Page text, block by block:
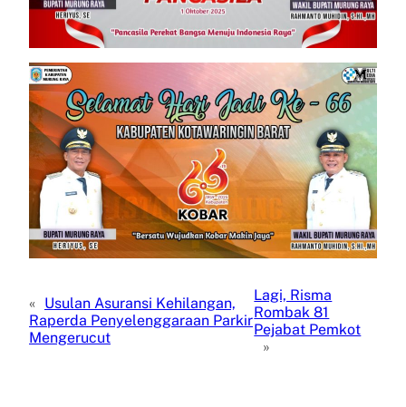
« Usulan Asuransi Kehilangan,
Raperda Penyelenggaraan Parkir
Mengerucut
Lagi, Risma
Rombak 81
Pejabat Pemkot
»